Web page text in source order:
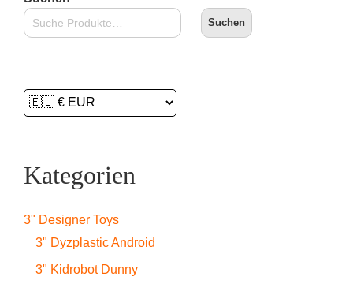
Suchen
Kategorien
3" Designer Toys
3" Dyzplastic Android
3" Kidrobot Dunny